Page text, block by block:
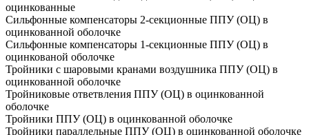
оцинкованные
Сильфонные компенсаторы 2-секционные ППУ (ОЦ) в
оцинкованной оболочке
Сильфонные компенсаторы 1-секционные ППУ (ОЦ) в
оцинкованой оболочке
Тройники с шаровыми кранами воздушника ППУ (ОЦ) в
оцинкованной оболочке
Тройниковые ответвления ППУ (ОЦ) в оцинкованной
оболочке
Тройники ППУ (ОЦ) в оцинкованной оболочке
Тройники параллельные ППУ (ОЦ) в оцинкованной оболочке